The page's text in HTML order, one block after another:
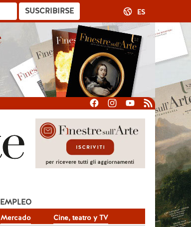
SUSCRIBIRSE ES
Mercado Cine, teatro y TV
EMPLEO